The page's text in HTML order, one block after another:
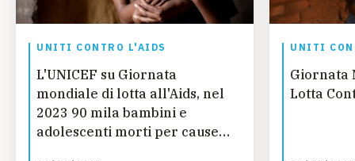
UNITI CONTRO L'AIDS
L'UNICEF su Giornata
mondiale di lotta all'Aids, nel
2023 90 mila bambini e
adolescenti morti per cause
UNITI
Giornata
Lotta